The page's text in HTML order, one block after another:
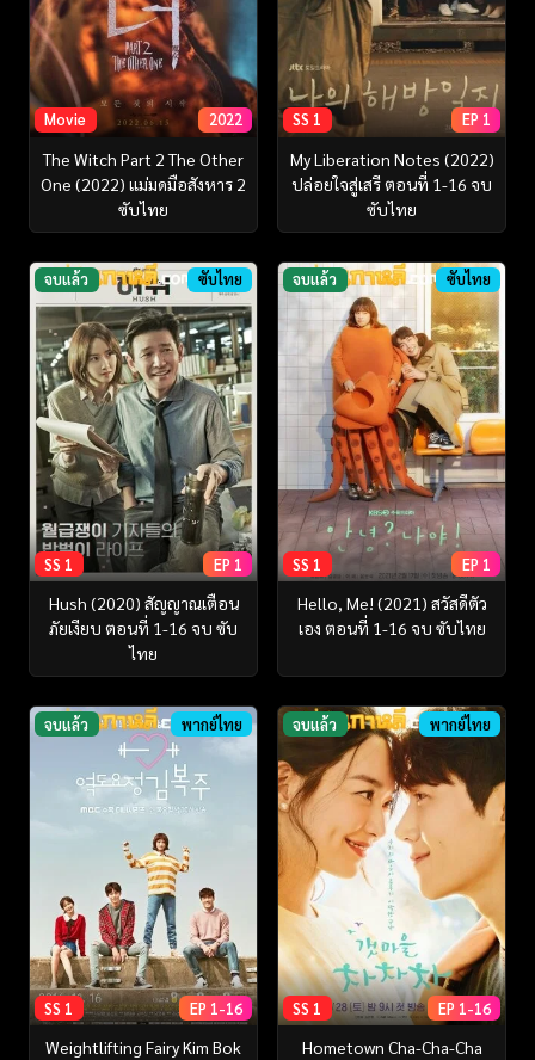
Movie 2022
The Witch Part 2 The Other
One (2022) แม่มดมือสังหาร 2
ซับไทย
SS 1 EP 1
My Liberation Notes (2022)
ปล่อยใจสู่เสรี ตอนที่ 1-16 จบ
ซับไทย
จบแล้ว ซับไทย
SS 1 EP 1
Hush (2020) สัญญาณเตือน
ภัยเงียบ ตอนที่ 1-16 จบ ซับ
ไทย
จบแล้ว ซับไทย
SS 1 EP 1
Hello, Me! (2021) สวัสดีตัว
เอง ตอนที่ 1-16 จบ ซับไทย
จบแล้ว พากย์ไทย
SS 1 EP 1-16
Weightlifting Fairy Kim Bok
จบแล้ว พากย์ไทย
SS 1 EP 1-16
Hometown Cha-Cha-Cha